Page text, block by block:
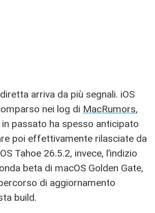
arriva da più segnali. iOS
nei log di MacRumors,
passato ha spesso anticipato
poi effettivamente rilasciate da
Tahoe 26.5.2, invece, l’indizio
beta di macOS Golden Gate,
di aggiornamento
build.